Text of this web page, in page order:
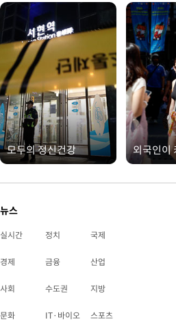
모두의 정신건강 외국인이
뉴스
실시간 정치 국제
경제 금융 산업
사회 수도권 지방
문화 IT·바이오 스포츠